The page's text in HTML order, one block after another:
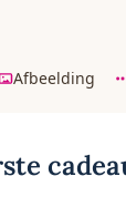
Afbeelding